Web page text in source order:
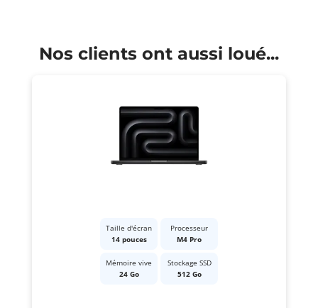
Nos clients ont aussi loué...
Taille d'écran
14 pouces
Processeur
M4 Pro
Mémoire vive
24 Go
Stockage SSD
512 Go